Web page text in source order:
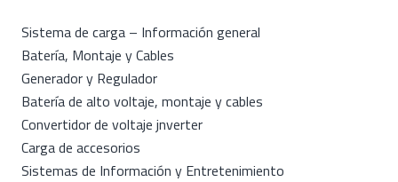
Sistema de carga – Información general
Batería, Montaje y Cables
Generador y Regulador
Batería de alto voltaje, montaje y cables
Convertidor de voltaje jnverter
Carga de accesorios
Sistemas de Información y Entretenimiento